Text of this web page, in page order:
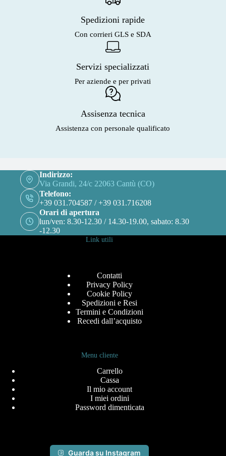
Spedizioni rapide
Con corrieri GLS e SDA
Servizi specializzati
Per aziende e per privati
Assisenza tecnica
Assistenza con personale qualificato
Indirizzo:
Via Grandi, 24/c 22063 Cantù (CO)
Telefono:
+39 031.704587 / +39 031.716208
Orari di apertura
lun/ven: 8.30-12.30 / 14.30-19.00, sabato: 8.30
-12.30
Link utili
Contatti
Privacy Policy
Cookie Policy
Spedizioni e Resi
Termini e Condizioni
Recedi dall’acquisto
Menu cliente
Carrello
Cassa
Il mio account
I miei ordini
Password dimenticata
Guarda su Instagram